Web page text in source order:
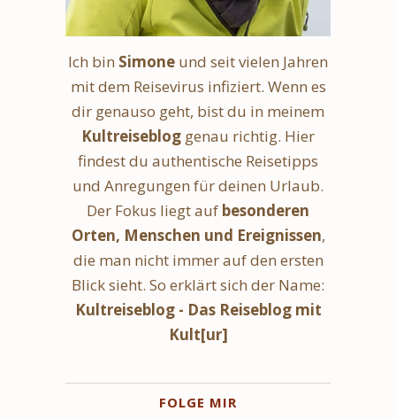
Ich bin Simone und seit vielen Jahren
mit dem Reisevirus infiziert. Wenn es
dir genauso geht, bist du in meinem
Kultreiseblog genau richtig. Hier
findest du authentische Reisetipps
und Anregungen für deinen Urlaub.
Der Fokus liegt auf besonderen
Orten, Menschen und Ereignissen,
die man nicht immer auf den ersten
Blick sieht. So erklärt sich der Name:
Kultreiseblog - Das Reiseblog mit
Kult[ur]
FOLGE MIR